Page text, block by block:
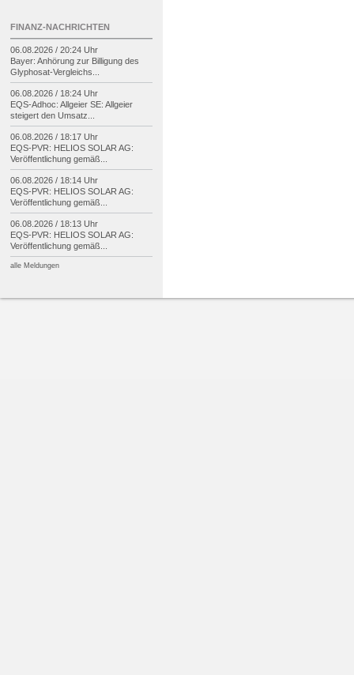
FINANZ-NACHRICHTEN
06.08.2026 / 20:24 Uhr
Bayer: Anhörung zur Billigung des
Glyphosat-Vergleichs...
06.08.2026 / 18:24 Uhr
EQS-Adhoc: Allgeier SE: Allgeier
steigert den Umsatz...
06.08.2026 / 18:17 Uhr
EQS-PVR: HELIOS SOLAR AG:
Veröffentlichung gemäß...
06.08.2026 / 18:14 Uhr
EQS-PVR: HELIOS SOLAR AG:
Veröffentlichung gemäß...
06.08.2026 / 18:13 Uhr
EQS-PVR: HELIOS SOLAR AG:
Veröffentlichung gemäß...
alle Meldungen